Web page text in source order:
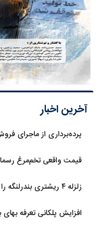
آخرین اخبار
پرده‌برداری از ماجرای
قیمت واقعی تخم‌مرغ
زلزله ۴ ریشتری بندرلنگه را لرزاند
افزایش پلکانی تعرفه